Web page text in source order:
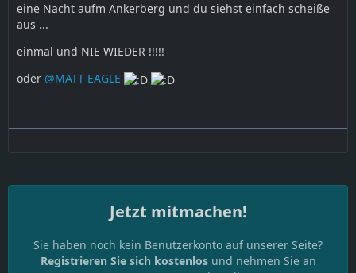
eine Nacht aufm Ankerberg und du siehst einfach scheiße
aus ...
einmal und NIE WIEDER !!!!!
oder @MATT EAGLE
Jetzt mitmachen!
Sie haben noch kein Benutzerkonto auf unserer Seite?
Registrieren Sie sich kostenlosund nehmen Sie an